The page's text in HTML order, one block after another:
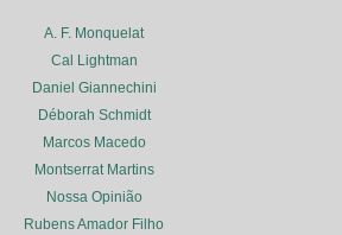
A. F. Monquelat
Cal Lightman
Daniel Giannechini
Déborah Schmidt
Marcos Macedo
Montserrat Martins
Nossa Opinião
Rubens Amador Filho